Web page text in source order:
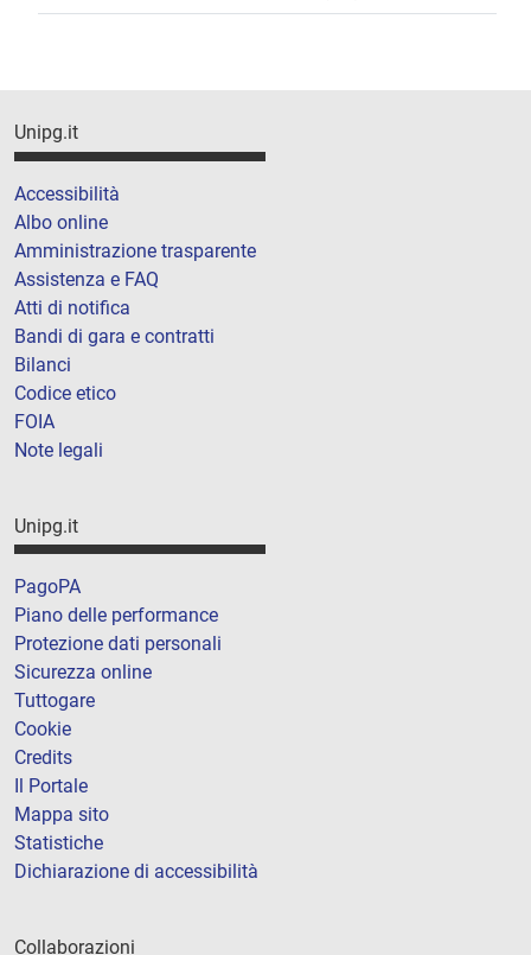
Unipg.it
Accessibilità
Albo online
Amministrazione trasparente
Assistenza e FAQ
Atti di notifica
Bandi di gara e contratti
Bilanci
Codice etico
FOIA
Note legali
Unipg.it
PagoPA
Piano delle performance
Protezione dati personali
Sicurezza online
Tuttogare
Cookie
Credits
Il Portale
Mappa sito
Statistiche
Dichiarazione di accessibilità
Collaborazioni